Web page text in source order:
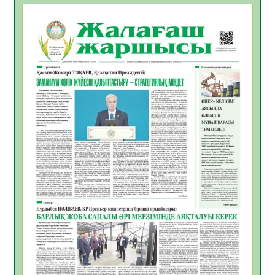
Қазақстандықтар Құрылтай сайлауынан
жақсылық күтеді – қоғамдық пікір зерттеуі
07.08.2026
18
«Дауыс беру учаскесін қалай табуға
болады?»
07.08.2026
19
ҚҰРЫЛТАЙ САЙЛАУЫ – БІРЛІК ПЕН
БЕЛСЕНДІЛІКТІҢ БЕЛГІСІ
07.08.2026
58
5547 әскери бөлімінде «Алғашқы қызмет
күні» іс-шарасы өтті
07.08.2026
52
Қаржылық сауаттылықты арттыруға
бағытталған кездесу өтті